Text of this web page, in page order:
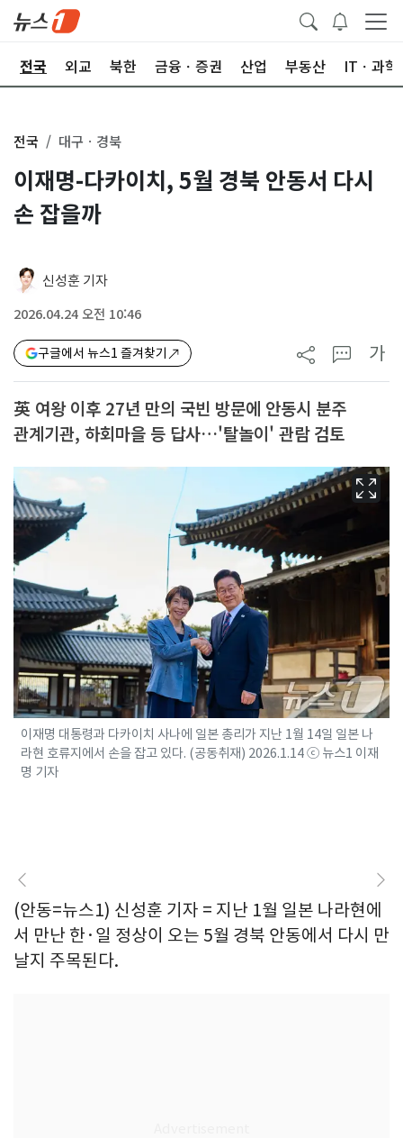
전국 외교 북한 금융ㆍ증권 산업 부동산 ITㆍ과학
전국 대구ㆍ경북
이재명-다카이치, 5월 경북 안동서 다시
손 잡을까
신성훈 기자
2026.04.24 오전 10:46
구글에서 뉴스1 즐겨찾기 가
英 여왕 이후 27년 만의 국빈 방문에 안동시 분주
관계기관, 하회마을 등 답사…'탈놀이' 관람 검토
이재명 대통령과 다카이치 사나에 일본 총리가 지난 1월 14일 일본 나
라현 호류지에서 손을 잡고 있다. (공동취재) 2026.1.14 ⓒ 뉴스1 이재
명 기자
(안동=뉴스1) 신성훈 기자 = 지난 1월 일본 나라현에
서 만난 한·일 정상이 오는 5월 경북 안동에서 다시 만
날지 주목된다.